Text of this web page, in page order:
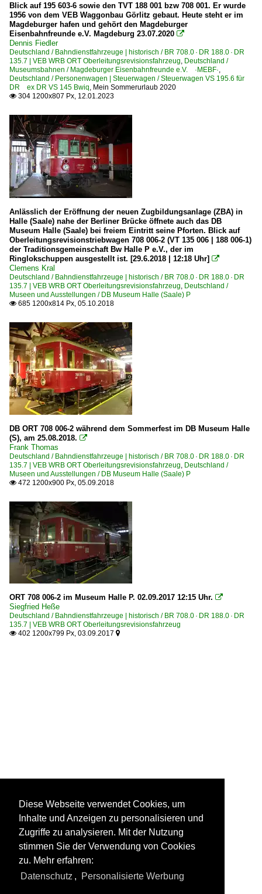
Blick auf 195 603-6 sowie den TVT 188 001 bzw 708 001. Er wurde
1956 von dem VEB Waggonbau Görlitz gebaut. Heute steht er im
Magdeburger hafen und gehört den Magdeburger
Eisenbahnfreunde e.V. Magdeburg 23.07.2020 
Dennis Fiedler
Deutschland / Bahndienstfahrzeuge | historisch / BR 708.0 · DR 188.0 · DR
135.7 | VEB WRB ORT Oberleitungsrevisionsfahrzeug Deutschland /
Museumsbahnen / Magdeburger Eisenbahnfreunde e.V. ·MEBF·
Deutschland / Personenwagen | Steuerwagen / Steuerwagen VS 195.6 für
DR ex DR VS 145 Bwiq Mein Sommerurlaub 2020
 304 1200x807 Px, 12.01.2023
Anlässlich der Eröffnung der neuen Zugbildungsanlage (ZBA) in
Halle (Saale) nahe der Berliner Brücke öffnete auch das DB
Museum Halle (Saale) bei freiem Eintritt seine Pforten. Blick auf
Oberleitungsrevisionstriebwagen 708 006-2 (VT 135 006 | 188 006-1)
der Traditionsgemeinschaft Bw Halle P e.V., der im
Ringlokschuppen ausgestellt ist. [29.6.2018 | 12:18 Uhr] 
Clemens Kral
Deutschland / Bahndienstfahrzeuge | historisch / BR 708.0 · DR 188.0 · DR
135.7 | VEB WRB ORT Oberleitungsrevisionsfahrzeug Deutschland /
Museen und Ausstellungen / DB Museum Halle (Saale) P
 685 1200x814 Px, 05.10.2018
DB ORT 708 006-2 während dem Sommerfest im DB Museum Halle
(S), am 25.08.2018. 
Frank Thomas
Deutschland / Bahndienstfahrzeuge | historisch / BR 708.0 · DR 188.0 · DR
135.7 | VEB WRB ORT Oberleitungsrevisionsfahrzeug Deutschland /
Museen und Ausstellungen / DB Museum Halle (Saale) P
 472 1200x900 Px, 05.09.2018
ORT 708 006-2 im Museum Halle P. 02.09.2017 12:15 Uhr. 
Siegfried Heße
Deutschland / Bahndienstfahrzeuge | historisch / BR 708.0 · DR 188.0 · DR
135.7 | VEB WRB ORT Oberleitungsrevisionsfahrzeug
 402 1200x799 Px, 03.09.2017 
Diese Webseite verwendet Cookies, um
Inhalte und Anzeigen zu personalisieren und
Zugriffe zu analysieren. Mit der Nutzung
stimmen Sie der Verwendung von Cookies
zu. Mehr erfahren:
Datenschutz , Personalisierte Werbung